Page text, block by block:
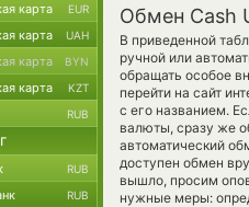
Обмен Cash
В приведенной
ручной или
обращать особое
перейти на сайт
с его названием.
валюты, сразу же
автоматический
доступен обмен
вышло, просим
нужные меры:
карта EUR
карта UAH
карта BYN
карта KZT
RUB
RUB
RUB